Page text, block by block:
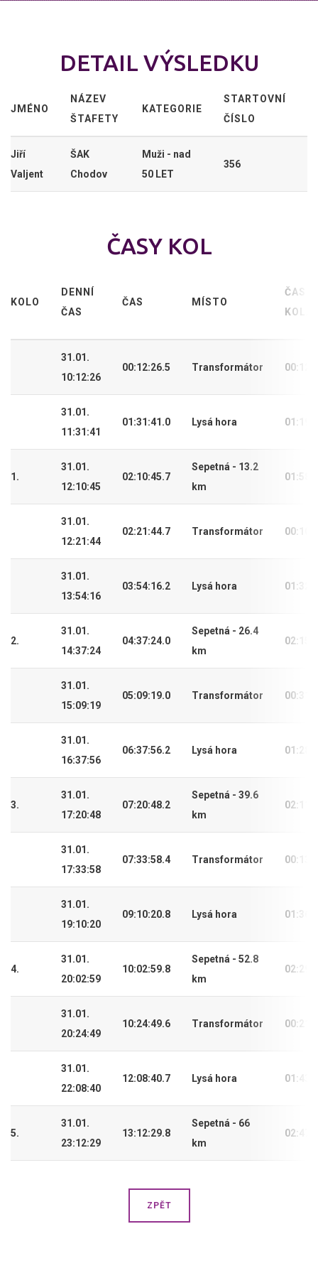
DETAIL VÝSLEDKU
JMÉNO
NÁZEV
ŠTAFETY
KATEGORIE
STARTOVNÍ
ČÍSLO
Jiří
Valjent
ŠAK
Chodov
Muži - nad
50 LET
356
ČASY KOL
KOLO
DENNÍ
ČAS
ČAS MÍSTO
ČAS
KOLA
31.01.
10:12:26
00:12:26.5 Transformátor
31.01.
11:31:41
01:31:41.0 Lysá hora
1.
31.01.
12:10:45
02:10:45.7
Sepetná - 13.2
km
31.01.
12:21:44
02:21:44.7 Transformátor
31.01.
13:54:16
03:54:16.2 Lysá hora
2.
31.01.
14:37:24
04:37:24.0
Sepetná - 26.4
km
31.01.
15:09:19
05:09:19.0 Transformátor
31.01.
16:37:56
06:37:56.2 Lysá hora
3.
31.01.
17:20:48
07:20:48.2
Sepetná - 39.6
km
31.01.
17:33:58
07:33:58.4 Transformátor
31.01.
19:10:20
09:10:20.8 Lysá hora
4.
31.01.
20:02:59
10:02:59.8
Sepetná - 52.8
km
31.01.
20:24:49
10:24:49.6 Transformátor
31.01.
22:08:40
12:08:40.7 Lysá hora
5.
31.01.
23:12:29
13:12:29.8
Sepetná - 66
km
ZPĚT